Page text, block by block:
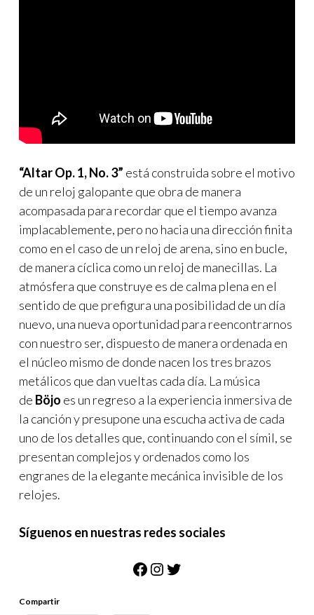
“Altar Op. 1, No. 3” está construida sobre el motivo
de un reloj galopante que obra de manera
acompasada para recordar que el tiempo avanza
implacablemente, pero no hacia una dirección finita
como en el caso de un reloj de arena, sino en bucle,
de manera cíclica como un reloj de manecillas. La
atmósfera que construye es de calma plena en el
sentido de que prefigura una posibilidad de un día
nuevo, una nueva oportunidad para reencontrarnos
con nuestro ser, dispuesto de manera ordenada en
el núcleo mismo de donde nacen los tres brazos
metálicos que dan vueltas cada día. La música
de Böjo es un regreso a la experiencia inmersiva de
la canción y presupone una escucha activa de cada
uno de los detalles que, continuando con el símil, se
presentan complejos y ordenados como los
engranes de la elegante mecánica invisible de los
relojes.
Síguenos en nuestras redes sociales
Facebook
Instagram
Twitter
Compartir